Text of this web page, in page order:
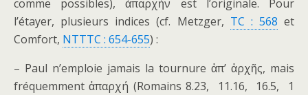
comme possibles), ἀπαρχὴν est l’originale. Pour
l’étayer, plusieurs indices (cf. Metzger, TC : 568 et
Comfort, NTTTC : 654-655) :
– Paul n’emploie jamais la tournure ἀπ’ ἀρχῆς, mais
fréquemment ἀπαρχή (Romains 8.23, 11.16, 16.5, 1